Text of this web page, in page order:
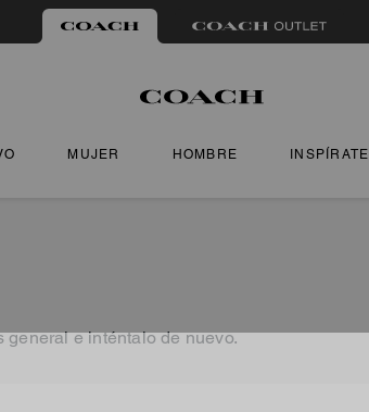
MUJER HOMBRE INSPÍRATE
e inténtalo de nuevo.